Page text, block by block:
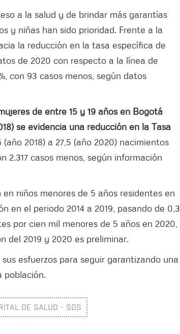
a la salud y de brindar más garantías
y niñas han sido prioridad. Frente a la
la reducción en la tasa específica de
de 2020 con respecto a la línea de
con 93 casos menos, según datos
de entre 15 y 19 años en Bogotá
se evidencia una reducción en la Tasa
(año 2018) a 27,5 (año 2020) nacimientos
2.317 casos menos, según información
niños menores de 5 años residentes en
en el periodo 2014 a 2019, pasando de 0,3
por cien mil menores de 5 años en 2020,
del 2019 y 2020 es preliminar.
esfuerzos para seguir garantizando una
población.
DE SALUD - SDS